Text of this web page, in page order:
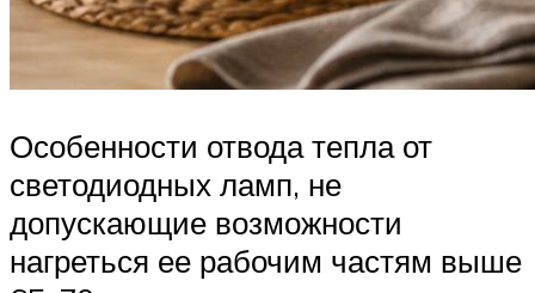
Особенности отвода тепла от
светодиодных ламп, не
допускающие возможности
нагреться ее рабочим частям выше